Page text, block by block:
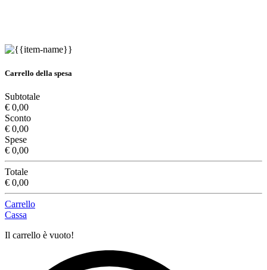
Carrello della spesa
Subtotale
€ 0,00
Sconto
€ 0,00
Spese
€ 0,00
Totale
€ 0,00
Carrello
Cassa
Il carrello è vuoto!